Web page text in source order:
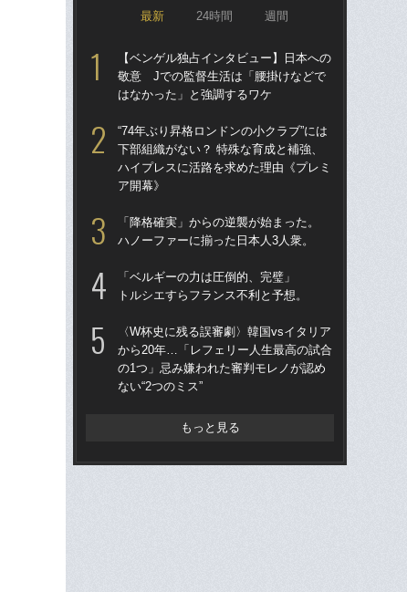
最新 24時間 週間
【ベンゲル独占インタビュー】日本への
敬意 Jでの監督生活は「腰掛けなどで
はなかった」と強調するワケ
“74年ぶり昇格ロンドンの小クラブ”には
下部組織がない？ 特殊な育成と補強、
ハイプレスに活路を求めた理由《プレミ
ア開幕》
「降格確実」からの逆襲が始まった。
ハノーファーに揃った日本人3人衆。
「ベルギーの力は圧倒的、完璧」
トルシエすらフランス不利と予想。
〈W杯史に残る誤審劇〉韓国vsイタリア
から20年…「レフェリー人生最高の試合
の1つ」忌み嫌われた審判モレノが認め
ない“2つのミス”
もっと見る